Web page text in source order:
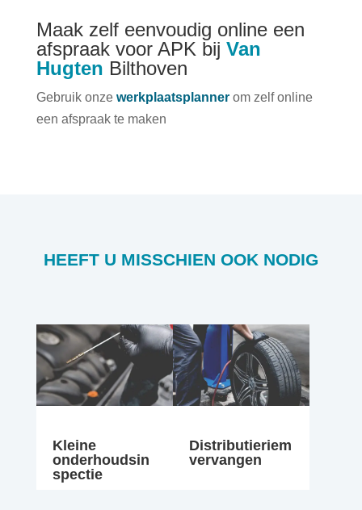
Maak zelf eenvoudig online een
afspraak voor APK bij Van
Hugten Bilthoven
Gebruik onze werkplaatsplanner om zelf online
een afspraak te maken
HEEFT U MISSCHIEN OOK NODIG
Kleine
onderhoudsin
spectie
Distributieriem
vervangen